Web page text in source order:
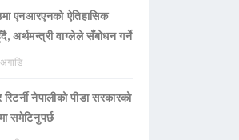
एनआरएनको ऐतिहासिक
अर्थमन्त्री वाग्लेले सँबोधन गर्ने
रिटर्नी नेपालीको पीडा सरकारको
समेटिनुपर्छ